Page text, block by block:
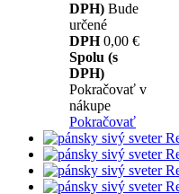
DPH) Bude
určené
DPH 0,00 €
Spolu (s
DPH)
Pokračovať v
nákupe
Pokračovať